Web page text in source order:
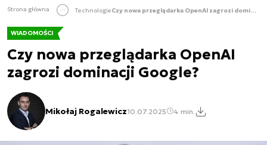
Strona główna Technologie Czy nowa przeglądarka OpenAI zagrozi dominacji Google?
WIADOMOŚCI
Czy nowa przeglądarka OpenAI
zagrozi dominacji Google?
Mikołaj Rogalewicz10.07.2025 4 min.